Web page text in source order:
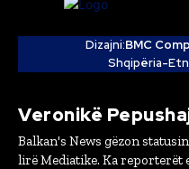
Dizajni:BMC
Shqipëria-
Veronikë
Balkan's News gëzon
lirë Mediatike. Ka reporterët